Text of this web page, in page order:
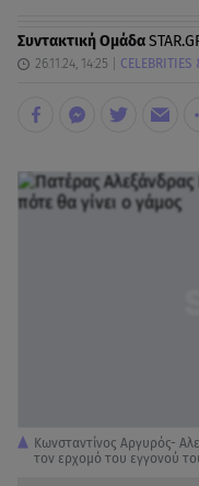
Συντακτική Ομάδα
26.11.24, 14:25
Κωνσταντίνος Αργυρός-
τον ερχομό του εγγονού